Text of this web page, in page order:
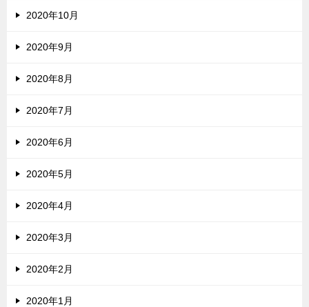
2020年10月
2020年9月
2020年8月
2020年7月
2020年6月
2020年5月
2020年4月
2020年3月
2020年2月
2020年1月